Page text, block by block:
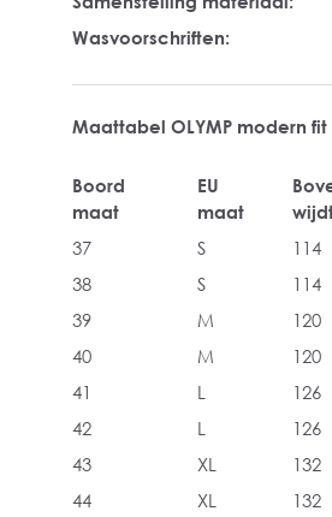
Wasvoorschriften:
Maattabel OLYMP modern
Boord
maat
EU
maat
37
S 114
38
S 114
39
M 120
40
M 120
41
L 126
42
L 126
43
XL 132
44
XL 132